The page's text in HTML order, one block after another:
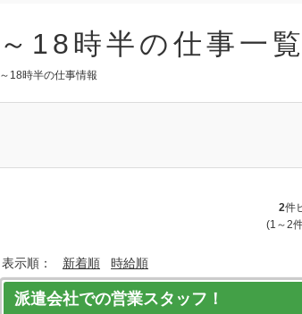
～18時半の仕事一覧
～18時半の仕事情報
2件
(1～2
表示順： 新着順 時給順
派遣会社での営業スタッフ！